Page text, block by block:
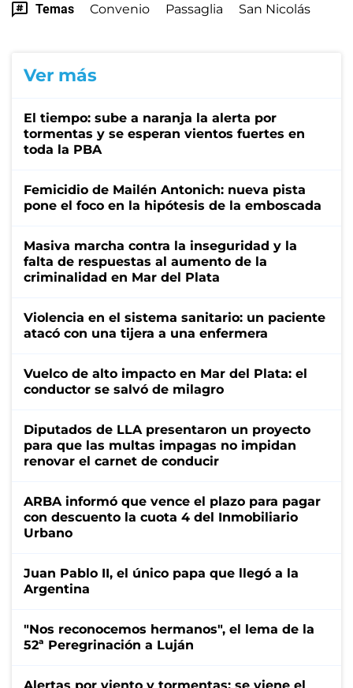
Temas Convenio Passaglia San Nicolás
Ver más
El tiempo: sube a naranja la alerta por
tormentas y se esperan vientos fuertes en
toda la PBA
Femicidio de Mailén Antonich: nueva pista
pone el foco en la hipótesis de la emboscada
Masiva marcha contra la inseguridad y la
falta de respuestas al aumento de la
criminalidad en Mar del Plata
Violencia en el sistema sanitario: un paciente
atacó con una tijera a una enfermera
Vuelco de alto impacto en Mar del Plata: el
conductor se salvó de milagro
Diputados de LLA presentaron un proyecto
para que las multas impagas no impidan
renovar el carnet de conducir
ARBA informó que vence el plazo para pagar
con descuento la cuota 4 del Inmobiliario
Urbano
Juan Pablo II, el único papa que llegó a la
Argentina
"Nos reconocemos hermanos", el lema de la
52ª Peregrinación a Luján